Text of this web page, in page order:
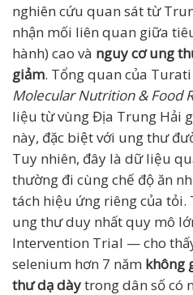
nghiên cứu quan sát từ
nhận mối liên quan giữa
hành) cao và nguy cơ ung
giảm. Tổng quan của
Molecular Nutrition & Food
liệu từ vùng Địa Trung Hải
này, đặc biệt với ung thư
Tuy nhiên, đây là dữ liệu
thường đi cùng chế độ ăn
tách hiệu ứng riêng của
ung thư duy nhất quy mô
Intervention Trial — cho
selenium hơn 7 năm không
thư dạ dàytrong dân số có